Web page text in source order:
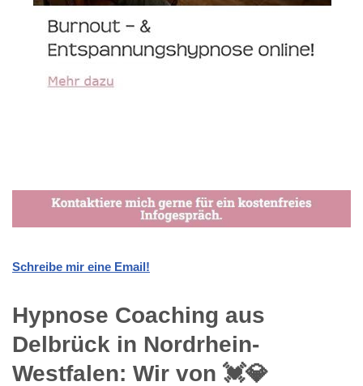
Schreibe mir eine Email!
Hypnose Coaching aus
Delbrück in Nordrhein-
Westfalen: Wir von 💓️💎